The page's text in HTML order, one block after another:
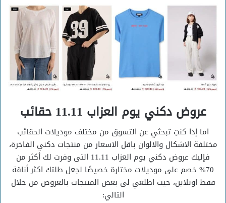
عروض دكني يوم العزاب 11.11 حقائب
اما إذا كنتِ تبحثي عن التسوق من مختلف موديلات الحقائب
مختلفة الاشكال والالوان باقل الاسعار من منتجات دكني الفاخرة،
فإليك عروض دكني يوم العزاب 11.11 التى وفرت لك أكثر من
70% خصم على موديلات مختارة خصيصًا لجعل طلتك اكثر أناقة
فقط اونلاين، حيث اطلعي لى بعض المنتجات بالعروض من خلال
التالي: